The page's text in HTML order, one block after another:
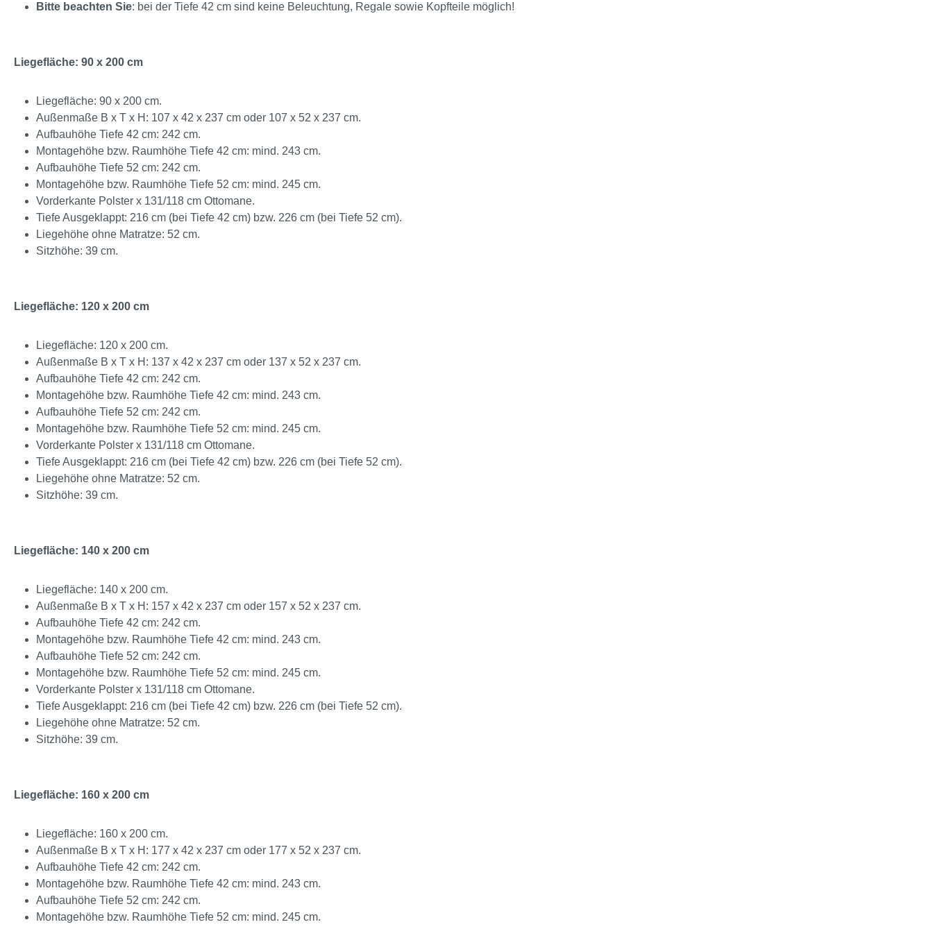
Bitte beachten Sie: bei der Tiefe 42 cm sind keine Beleuchtung, Regale sowie Kopfteile möglich!
Liegefläche: 90 x 200 cm
Liegefläche: 90 x 200 cm.
Außenmaße B x T x H: 107 x 42 x 237 cm oder 107 x 52 x 237 cm.
Aufbauhöhe Tiefe 42 cm: 242 cm.
Montagehöhe bzw. Raumhöhe Tiefe 42 cm: mind. 243 cm.
Aufbauhöhe Tiefe 52 cm: 242 cm.
Montagehöhe bzw. Raumhöhe Tiefe 52 cm: mind. 245 cm.
Vorderkante Polster x 131/118 cm Ottomane.
Tiefe Ausgeklappt: 216 cm (bei Tiefe 42 cm) bzw. 226 cm (bei Tiefe 52 cm).
Liegehöhe ohne Matratze: 52 cm.
Sitzhöhe: 39 cm.
Liegefläche: 120 x 200 cm
Liegefläche: 120 x 200 cm.
Außenmaße B x T x H: 137 x 42 x 237 cm oder 137 x 52 x 237 cm.
Aufbauhöhe Tiefe 42 cm: 242 cm.
Montagehöhe bzw. Raumhöhe Tiefe 42 cm: mind. 243 cm.
Aufbauhöhe Tiefe 52 cm: 242 cm.
Montagehöhe bzw. Raumhöhe Tiefe 52 cm: mind. 245 cm.
Vorderkante Polster x 131/118 cm Ottomane.
Tiefe Ausgeklappt: 216 cm (bei Tiefe 42 cm) bzw. 226 cm (bei Tiefe 52 cm).
Liegehöhe ohne Matratze: 52 cm.
Sitzhöhe: 39 cm.
Liegefläche: 140 x 200 cm
Liegefläche: 140 x 200 cm.
Außenmaße B x T x H: 157 x 42 x 237 cm oder 157 x 52 x 237 cm.
Aufbauhöhe Tiefe 42 cm: 242 cm.
Montagehöhe bzw. Raumhöhe Tiefe 42 cm: mind. 243 cm.
Aufbauhöhe Tiefe 52 cm: 242 cm.
Montagehöhe bzw. Raumhöhe Tiefe 52 cm: mind. 245 cm.
Vorderkante Polster x 131/118 cm Ottomane.
Tiefe Ausgeklappt: 216 cm (bei Tiefe 42 cm) bzw. 226 cm (bei Tiefe 52 cm).
Liegehöhe ohne Matratze: 52 cm.
Sitzhöhe: 39 cm.
Liegefläche: 160 x 200 cm
Liegefläche: 160 x 200 cm.
Außenmaße B x T x H: 177 x 42 x 237 cm oder 177 x 52 x 237 cm.
Aufbauhöhe Tiefe 42 cm: 242 cm.
Montagehöhe bzw. Raumhöhe Tiefe 42 cm: mind. 243 cm.
Aufbauhöhe Tiefe 52 cm: 242 cm.
Montagehöhe bzw. Raumhöhe Tiefe 52 cm: mind. 245 cm.